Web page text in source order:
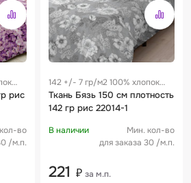
рис
во
/м.п.
142 +/- 7 гр/м2 100% хлопок
0.29 м
Ткань Бязь 150 см плотность
142 гр рис 22014-1
В наличии
Мин. кол-во
для заказа 30 /м.п.
221 ₽ за м.п.